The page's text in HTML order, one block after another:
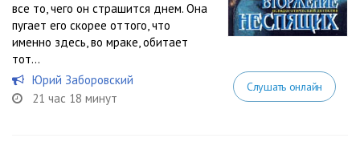
все то, чего он страшится днем. Она
пугает его скорее оттого, что
именно здесь, во мраке, обитает
тот...
Юрий Заборовский
21 час 18 минут
Слушать онлайн